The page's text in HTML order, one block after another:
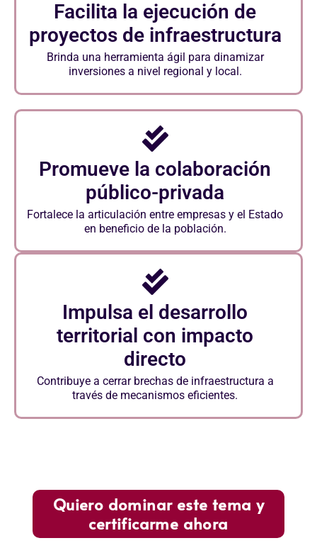
Facilita la ejecución de
proyectos de infraestructura
Brinda una herramienta ágil para dinamizar
inversiones a nivel regional y local.
Promueve la colaboración
público-privada
Fortalece la articulación entre empresas y el Estado
en beneficio de la población.
Impulsa el desarrollo
territorial con impacto
directo
Contribuye a cerrar brechas de infraestructura a
través de mecanismos eficientes.
Quiero dominar este tema y
certificarme ahora